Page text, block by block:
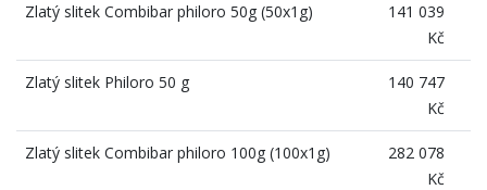
Zlatý slitek Combibar philoro 50g (50x1g)
141 039
Kč
Zlatý slitek Philoro 50 g
140 747
Kč
Zlatý slitek Combibar philoro 100g (100x1g)
282 078
Kč